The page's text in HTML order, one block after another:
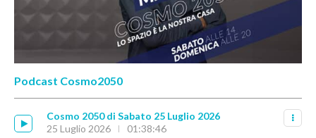
Podcast Cosmo2050
Cosmo 2050 di Sabato 25 Luglio 2026
25 Luglio 2026
01:38:46